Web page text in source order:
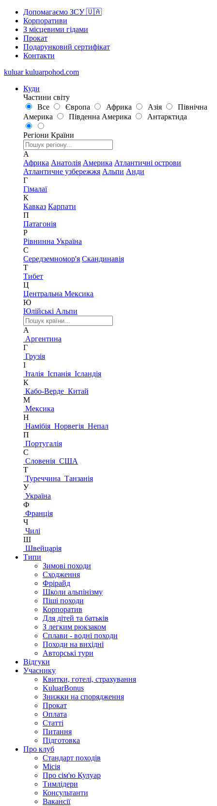
Допомагаємо ЗСУ 🇺🇦
Корпоративи
З місцевими гідами
Прокат
Подарунковий сертифікат
Контакти
kuluar kuluarpohod.com
Куди
Частини світу
Все
Європа Африка Азія
Північна
Америка
Південна Америка Антарктида
Регіони Країни
А
Африка Анатолія Америка Атлантичні острови
Атлантичне узбережжя Альпи Анди
Г
Гімалаї
К
Кавказ Карпати
П
Патагонія
Р
Рівнинна Україна
С
Середземномор'я Скандинавія
Т
Тибет
Ц
Центральна Мексика
Ю
Юлійські Альпи
А
Аргентина
Г
Грузія
І
Італія Іспанія Ісландія
К
Кабо-Верде Китай
М
Мексика
Н
Намібія Норвегія Непал
П
Португалія
С
Словенія США
Т
Туреччина Танзанія
У
Україна
Ф
Франція
Ч
Чилі
Ш
Швейцарія
Типи
Зимові походи
Сходження
Фрірайд
Школи альпінізму
Піші походи
Корпоратив
Для дітей та батьків
З легким рюкзаком
Сплави - водні походи
Походи на вихідні
Авторські тури
Відгуки
Учаснику
Квитки, готелі, страхування
KuluarBonus
Знижки на спорядження
Прокат
Оплата
Статті
Питання
Підготовка
Про клуб
Стандарт походів
Місія
Про сім'ю Кулуар
Тимлідери
Консультанти
Вакансії